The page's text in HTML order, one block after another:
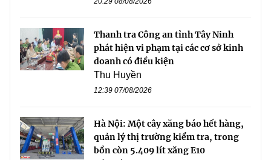
Thanh tra Công an tỉnh Tây Ninh
phát hiện vi phạm tại các cơ sở kinh
doanh có điều kiện
Thu Huyền
12:39 07/08/2026
Hà Nội: Một cây xăng báo hết hàng,
quản lý thị trường kiểm tra, trong
bồn còn 5.409 lít xăng E10